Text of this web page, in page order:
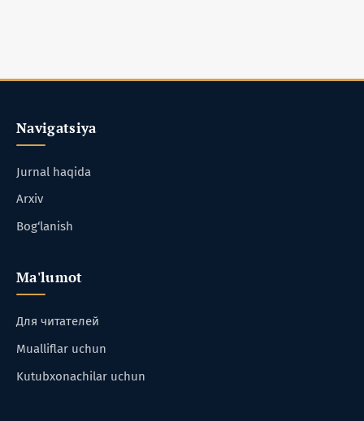
Navigatsiya
Jurnal haqida
Arxiv
Bog‘lanish
Ma'lumot
Для читателей
Mualliflar uchun
Kutubxonachilar uchun